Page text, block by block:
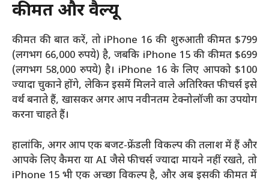
कीमत और वैल्यू
कीमत की बात करें, तो iPhone 16 की शुरुआती कीमत $799
(लगभग 66,000 रुपये) है, जबकि iPhone 15 की कीमत $699
(लगभग 58,000 रुपये) है। iPhone 16 के लिए आपको $100
ज्यादा चुकाने होंगे, लेकिन इसमें मिलने वाले अतिरिक्त फीचर्स इसे
वर्थ बनाते हैं, खासकर अगर आप नवीनतम टेक्नोलॉजी का उपयोग
करना चाहते हैं।
हालांकि, अगर आप एक बजट-फ्रेंडली विकल्प की तलाश में हैं और
आपके लिए कैमरा या AI जैसे फीचर्स ज्यादा मायने नहीं रखते, तो
iPhone 15 भी एक अच्छा विकल्प है, और अब इसकी कीमत में